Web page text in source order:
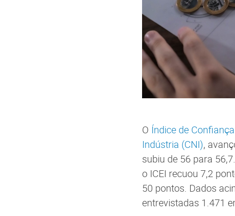
O Índice de
Indústria (CNI),
subiu de 56 para
o ICEI recuou 7,2
50 pontos. Dados
entrevistadas 1.471